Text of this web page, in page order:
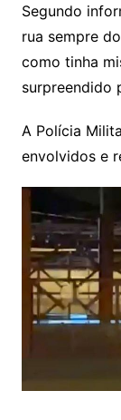
Segundo
rua sempre
como tinha
surpreendido
A Polícia
envolvidos e